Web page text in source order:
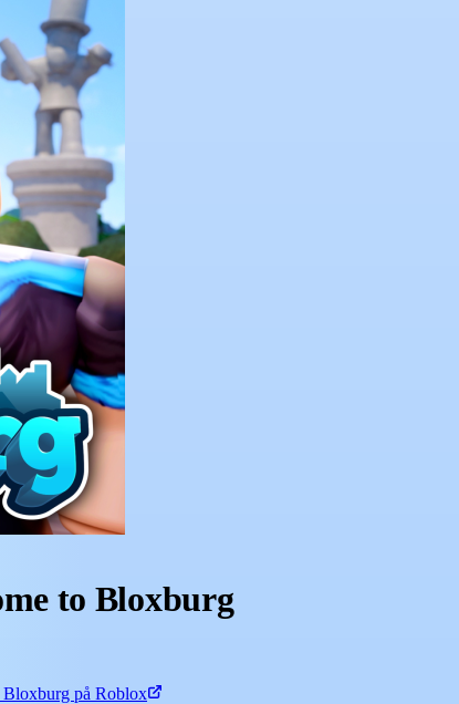
to Bloxburg
Bloxburg på Roblox